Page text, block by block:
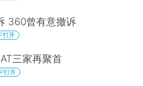
360曾有意撤诉
打开
三家再聚首
打开